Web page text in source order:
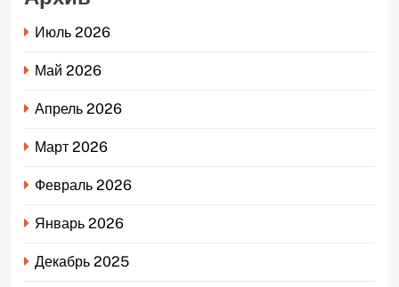
Июль 2026
Май 2026
Апрель 2026
Март 2026
Февраль 2026
Январь 2026
Декабрь 2025